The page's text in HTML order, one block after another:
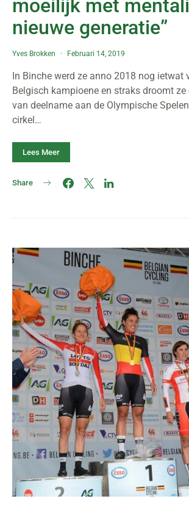
moeilijk met
nieuwe generatie”
Yves Brokken Februari 14, 2019
In Binche werd ze anno 2018 nog ietwat
Belgisch kampioene en straks droomt ze
van deelname aan de Olympische
cirkel…
Lees Meer
Share